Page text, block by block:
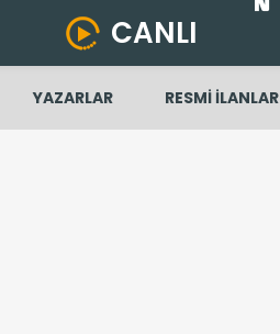
CANLI
YAZARLAR RESMİ İLANLAR